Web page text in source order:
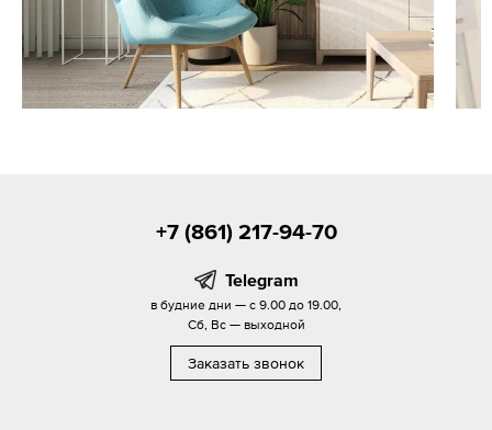
+7 (861) 217-94-70
Telegram
в будние дни — с 9.00 до 19.00,
Сб, Вс — выходной
Заказать звонок